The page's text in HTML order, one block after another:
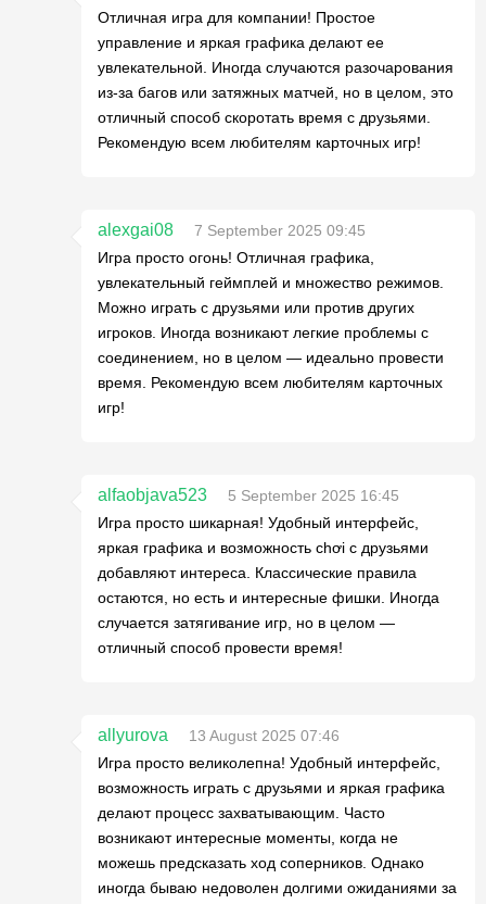
Отличная игра для компании! Простое
управление и яркая графика делают ее
увлекательной. Иногда случаются разочарования
из-за багов или затяжных матчей, но в целом, это
отличный способ скоротать время с друзьями.
Рекомендую всем любителям карточных игр!
alexgai08
7 September 2025 09:45
Игра просто огонь! Отличная графика,
увлекательный геймплей и множество режимов.
Можно играть с друзьями или против других
игроков. Иногда возникают легкие проблемы с
соединением, но в целом — идеально провести
время. Рекомендую всем любителям карточных
игр!
alfaobjava523
5 September 2025 16:45
Игра просто шикарная! Удобный интерфейс,
яркая графика и возможность chơi с друзьями
добавляют интереса. Классические правила
остаются, но есть и интересные фишки. Иногда
случается затягивание игр, но в целом —
отличный способ провести время!
allyurova
13 August 2025 07:46
Игра просто великолепна! Удобный интерфейс,
возможность играть с друзьями и яркая графика
делают процесс захватывающим. Часто
возникают интересные моменты, когда не
можешь предсказать ход соперников. Однако
иногда бываю недоволен долгими ожиданиями за